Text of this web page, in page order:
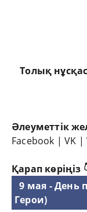
Толық
Әлеуметтік
Facebook |VK |
Қарап көріңіз
9 мая - День
Герои)